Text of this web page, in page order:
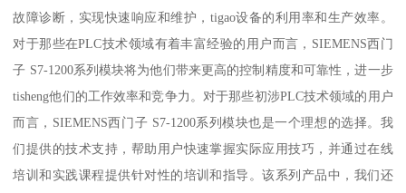
故障诊断，实现快速响应和维护，tigao设备的利用率和生产效率。
对于那些在PLC技术领域有着丰富经验的用户而言，SIEMENS西门
子 S7-1200系列模块将为他们带来更高的控制精度和可靠性，进一步
tisheng他们的工作效率和竞争力。对于那些初涉PLC技术领域的用户
而言，SIEMENS西门子 S7-1200系列模块也是一个理想的选择。我
们提供的技术支持，帮助用户快速掌握实际应用技巧，并通过在线
培训和实践课程提供针对性的培训和指导。该系列产品中，我们还